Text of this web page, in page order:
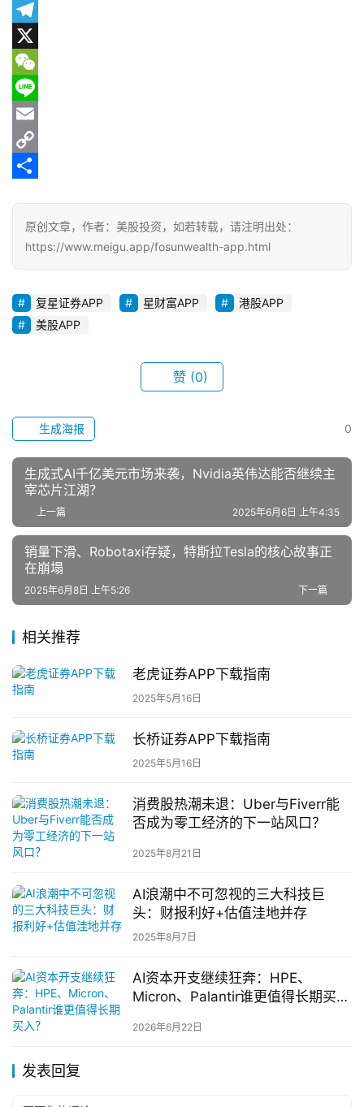
美
股
A
P
P
下
载
开
户
指
美
a
c
e
b
o
o
k
R
e
d
d
t
T
e
e
g
X
W
e
C
h
L
n
E
m
C
L
i
n
原创文章，作者：美股投资，如若转载，请注明出处：
https://www.meigu.app/fosunwealth-app.html
复星证券APP 星财富APP
港股APP
美股APP
赞 (0)
0
生成海报
生成式AI千亿美元市场来袭，Nvidia英伟达能否继续主
宰芯片江湖？
上一篇 2025年6月6日 上午4:35
销量下滑、Robotaxi存疑，特斯拉Tesla的核心故事正
在崩塌
下一篇
2025年6月8日 上午5:26
相关推荐
老虎证券APP下载指南
2025年5月16日
长桥证券APP下载指南
2025年5月16日
消费股热潮未退：Uber与Fiverr能
否成为零工经济的下一站风口？
2025年8月21日
AI浪潮中不可忽视的三大科技巨
头：财报利好+估值洼地并存
2025年8月7日
AI资本开支继续狂奔：HPE、
Micron、Palantir谁更值得长期买
2026年6月22日
发表回复